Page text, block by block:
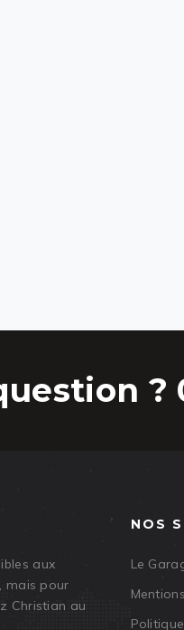
?
aux
mais pour
Christian au
NOS
Le